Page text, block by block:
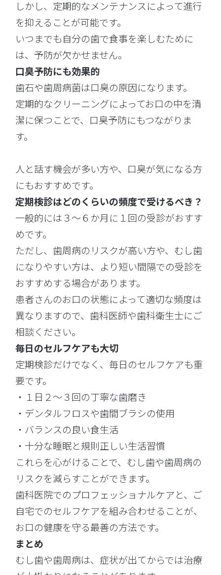
しかし、定期的なメンテナンスによって進行
を抑えることが可能です。
いつまでも自分の歯で食事を楽しむために
は、予防が欠かせません。
口臭予防にも効果的
歯石や歯周病菌は口臭の原因になります。
定期的なクリーニングによってお口の中を清
潔に保つことで、口臭予防にもつながりま
す。
人と話す機会が多い方や、口臭が気になる方
にもおすすめです。
定期検診はどのくらいの頻度で受けるべき？
一般的には３〜６か月に１回の受診がおすす
めです。
ただし、歯周病のリスクが高い方や、むし歯
になりやすい方は、より短い間隔での受診を
おすすめする場合があります。
患者さんのお口の状態によって適切な頻度は
異なりますので、歯科医師や歯科衛生士にご
相談ください。
毎日のセルフケアも大切
定期検診だけでなく、毎日のセルフケアも重
要です。
・１日２〜３回の丁寧な歯磨き
・デンタルフロスや歯間ブラシの使用
・バランスの良い食生活
・十分な睡眠と規則正しい生活習慣
これらを心がけることで、むし歯や歯周病の
リスクを減らすことができます。
歯科医院でのプロフェッショナルケアと、ご
自宅でのセルフケアを組み合わせることが、
お口の健康を守る最善の方法です。
まとめ
むし歯や歯周病は、症状が出てからでは治療